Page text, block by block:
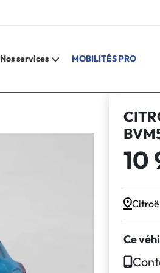
Nos services MOBILITÉS PRO
10
Ce